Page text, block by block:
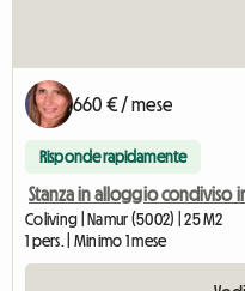
660 € / mese
Risponde rapidamente
Stanza in alloggio condiviso
Coliving | Namur (5002) | 25 M2
1 pers. | Minimo 1 mese